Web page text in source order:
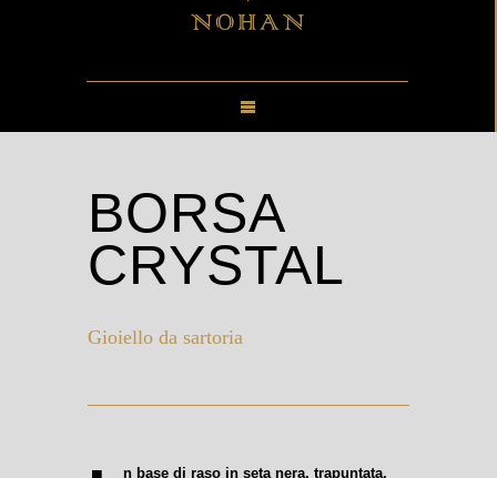
BORSA
CRYSTAL
Gioiello da sartoria
n base di raso in seta nera, trapuntata,